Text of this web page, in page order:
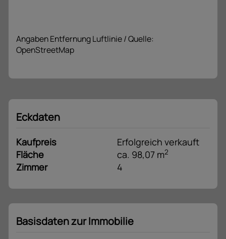
Angaben Entfernung Luftlinie / Quelle:
OpenStreetMap
Eckdaten
Kaufpreis
Erfolgreich verkauft
Fläche
ca. 98,07 m2
Zimmer 4
Basisdaten zur Immobilie